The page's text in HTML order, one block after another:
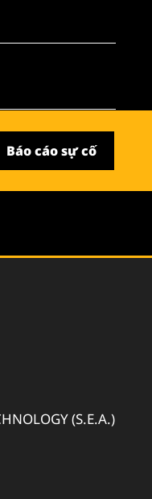
Báo cáo sự cố
(S.E.A.)